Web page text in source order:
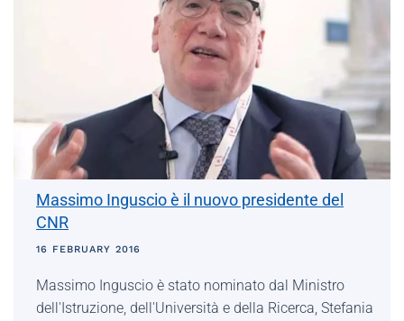
Massimo Inguscio è il nuovo presidente del
CNR
16 FEBRUARY 2016
Massimo Inguscio è stato nominato dal Ministro
dell'Istruzione, dell'Università e della Ricerca, Stefania